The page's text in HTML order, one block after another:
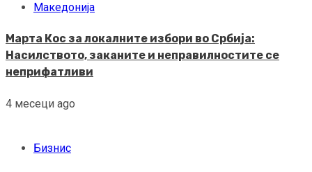
Македонија
Марта Кос за локалните избори во Србија:
Насилството, заканите и неправилностите се
неприфатливи
4 месеци ago
Бизнис